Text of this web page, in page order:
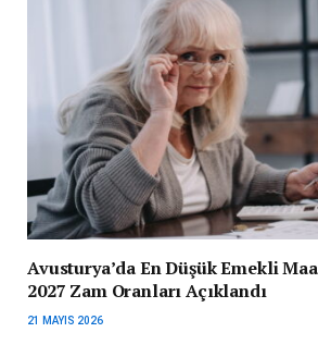
Avusturya’da En Düşük Emekli
2027 Zam Oranları Açıklandı
21 MAYIS 2026